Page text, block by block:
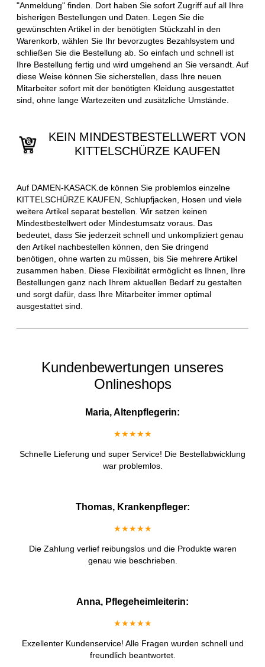
"Anmeldung" finden. Dort haben Sie sofort Zugriff auf all Ihre
bisherigen Bestellungen und Daten. Legen Sie die
gewünschten Artikel in der benötigten Stückzahl in den
Warenkorb, wählen Sie Ihr bevorzugtes Bezahlsystem und
schließen Sie die Bestellung ab. So einfach und schnell ist
Ihre Bestellung fertig und wird umgehend an Sie versandt. Auf
diese Weise können Sie sicherstellen, dass Ihre neuen
Mitarbeiter sofort mit der benötigten Kleidung ausgestattet
sind, ohne lange Wartezeiten und zusätzliche Umstände.
KEIN MINDESTBESTELLWERT VON
KITTELSCHÜRZE KAUFEN
Auf DAMEN-KASACK.de können Sie problemlos einzelne
KITTELSCHÜRZE KAUFEN, Schlupfjacken, Hosen und viele
weitere Artikel separat bestellen. Wir setzen keinen
Mindestbestellwert oder Mindestumsatz voraus. Das
bedeutet, dass Sie jederzeit schnell und unkompliziert genau
den Artikel nachbestellen können, den Sie dringend
benötigen, ohne warten zu müssen, bis Sie mehrere Artikel
zusammen haben. Diese Flexibilität ermöglicht es Ihnen, Ihre
Bestellungen ganz nach Ihrem aktuellen Bedarf zu gestalten
und sorgt dafür, dass Ihre Mitarbeiter immer optimal
ausgestattet sind.
Kundenbewertungen unseres
Onlineshops
Maria, Altenpflegerin:
★★★★★
Schnelle Lieferung und super Service! Die Bestellabwicklung
war problemlos.
Thomas, Krankenpfleger:
★★★★★
Die Zahlung verlief reibungslos und die Produkte waren
genau wie beschrieben.
Anna, Pflegeheimleiterin:
★★★★★
Exzellenter Kundenservice! Alle Fragen wurden schnell und
freundlich beantwortet.